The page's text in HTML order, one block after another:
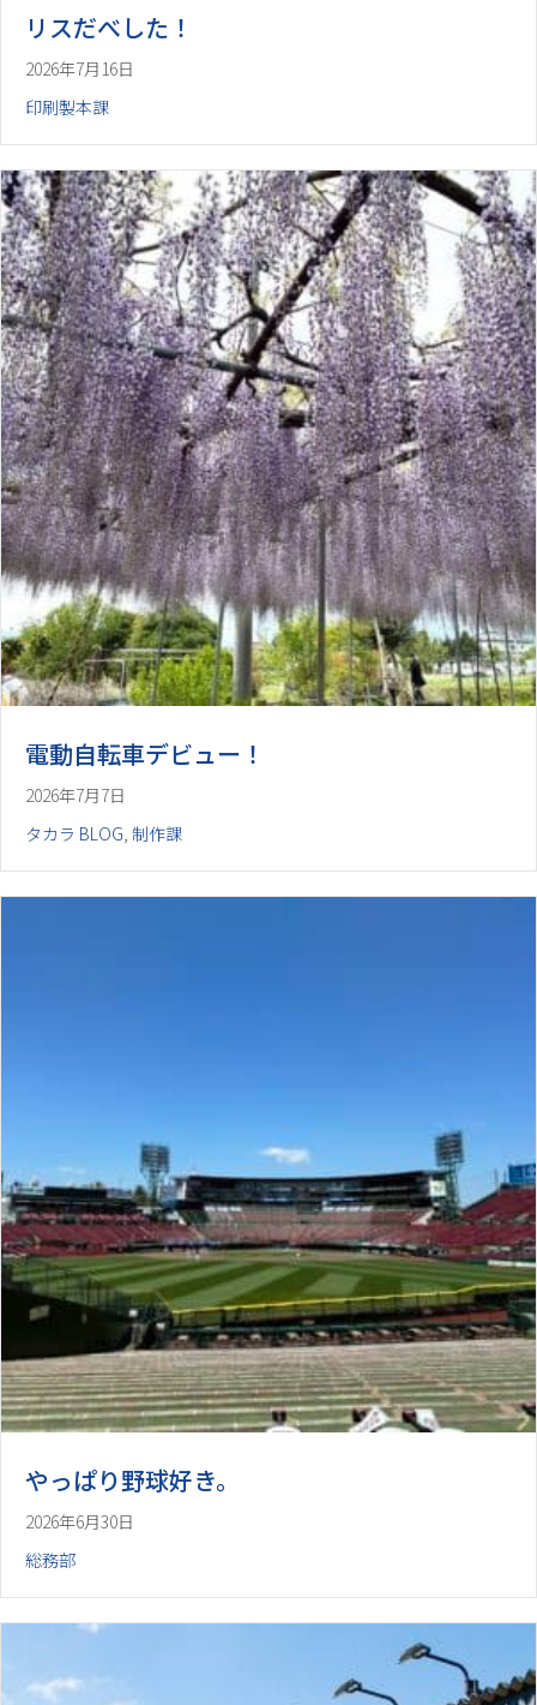
リスだべした！
2026年7月16日
印刷製本課
電動自転車デビュー！
2026年7月7日
タカラ BLOG, 制作課
やっぱり野球好き。
2026年6月30日
総務部